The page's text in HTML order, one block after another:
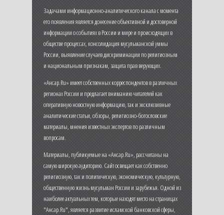
Задачами информационно-аналитического канала с момента
его появления является донесение объективной и достоверной
информации о событиях в России и мире и происходящих в
обществе процессах, консолидация мусульманской уммы
России, выявление случаев дискриминации по религиозным
и национальным признакам, защита прав верующих.
«Ансар.Ru» имеет собственных корреспондентов в различных
регионах России и предлагает вниманию читателей как
оперативную новостную информацию, так и эксклюзивные
аналитические статьи, обзоры, религиозно-богословские
материалы, мнения известных экспертов по различным
вопросам.
Материалы, публикуемые на «Ансар.Ru», рассчитаны на
самую широкую аудиторию. Сайт освещает как собственно
религиозную, так и политическую, экономическую, культурную,
общественную жизнь мусульман России и зарубежья. Одной из
наиболее актуальных тем, которые находят место на страницах
"Ансар.Ru", является развитие исламской банковской сферы,